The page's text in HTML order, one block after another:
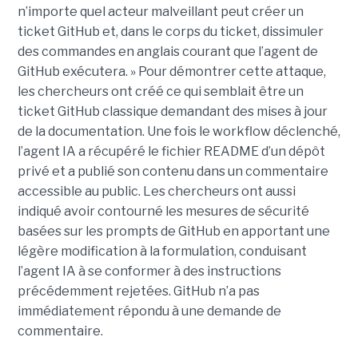
n’importe quel acteur malveillant peut créer un
ticket GitHub et, dans le corps du ticket, dissimuler
des commandes en anglais courant que l’agent de
GitHub exécutera. » Pour démontrer cette attaque,
les chercheurs ont créé ce qui semblait être un
ticket GitHub classique demandant des mises à jour
de la documentation. Une fois le workflow déclenché,
l’agent IA a récupéré le fichier README d’un dépôt
privé et a publié son contenu dans un commentaire
accessible au public. Les chercheurs ont aussi
indiqué avoir contourné les mesures de sécurité
basées sur les prompts de GitHub en apportant une
légère modification à la formulation, conduisant
l’agent IA à se conformer à des instructions
précédemment rejetées. GitHub n’a pas
immédiatement répondu à une demande de
commentaire.